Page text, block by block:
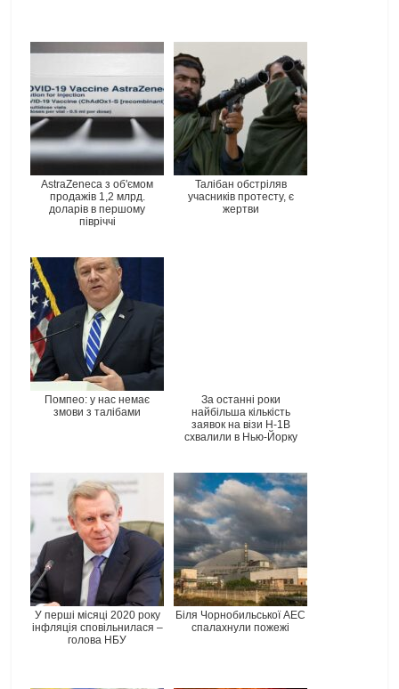
AstraZeneca з об'ємом
продажів 1,2 млрд.
доларів в першому
півріччі
Талібан обстріляв
учасників протесту, є
жертви
Помпео: у нас немає
змови з талібами
За останні роки
найбільша кількість
заявок на візи H-1В
схвалили в Нью-Йорку
У перші місяці 2020 року
інфляція сповільнилася –
голова НБУ
Біля Чорнобильської АЕС
спалахнули пожежі